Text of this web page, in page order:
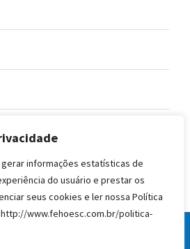
informações estatísticas de
do usuário e prestar os
seus cookies e ler nossa Política
www.fehoesc.com.br/politica-
reservados FEHOESC 2020